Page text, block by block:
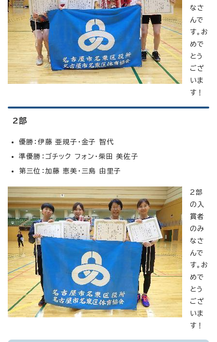
なさ
んで
す。お
めで
とう
ござ
いま
す！
2部
優勝：伊藤 亜規子・金子 智代
準優勝：ゴチック フォン・柴田 美佐子
第三位：加藤 恵美・三島 由里子
2部
の入
賞者
のみ
なさ
んで
す。お
めで
とう
ござ
いま
す！